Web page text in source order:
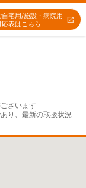
自宅用/施設・病院用
応表はこちら
ざいます
り、最新の取扱状況